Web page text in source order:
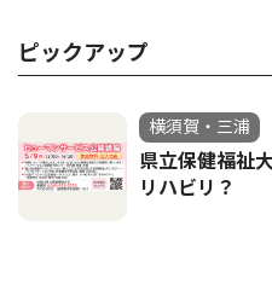
ピックアップ
横須賀・三浦
県立保健福祉
リハビリ？